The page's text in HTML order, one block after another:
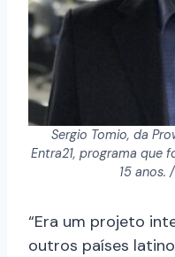
Sergio Tomio, da
Entra21, programa que
15 anos.
“Era um projeto
outros países